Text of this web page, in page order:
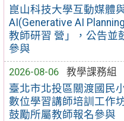
崑山科技大學互動媒體
AI(Generative AI
教師研習 營」，公告並
參與
2026-08-06
教學課務組
臺北市北投區關渡國民
數位學習講師培訓工作
鼓勵所屬教師報名參與